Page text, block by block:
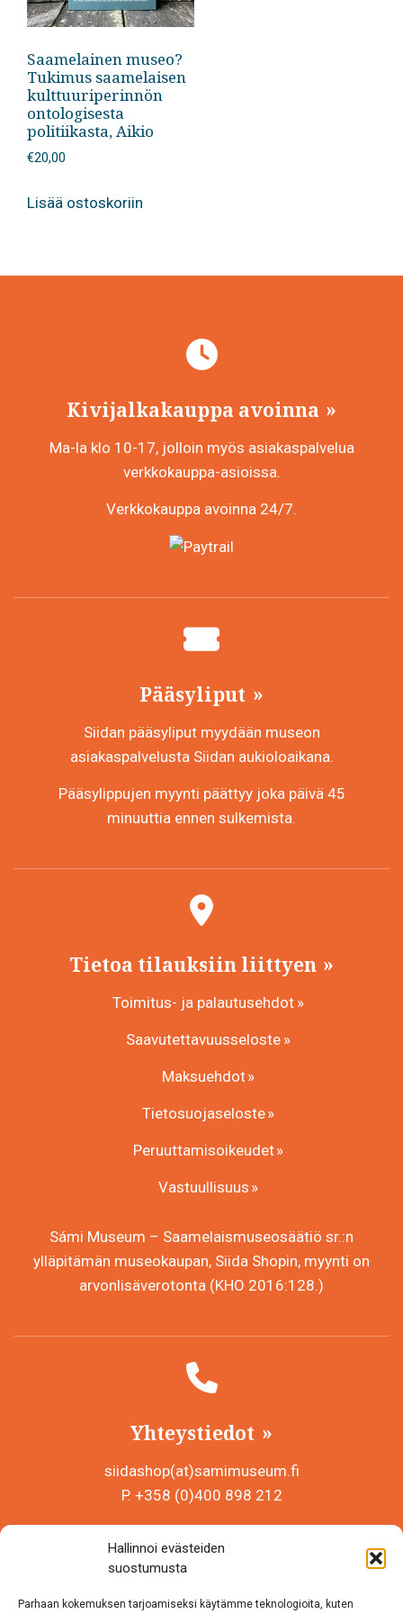
Hallinnoi evästeiden
suostumusta
Parhaan kokemuksen tarjoamiseksi käytämme teknologioita, kuten
Saamelainen museo?
Tukimus saamelaisen
kulttuuriperinnön
ontologisesta
politiikasta, Aikio
€20,00
Lisää ostoskoriin
Kivijalkakauppa avoinna
Ma-la klo 10-17, jolloin myös asiakaspalvelua
verkkokauppa-asioissa.
Verkkokauppa avoinna 24/7.
Pääsyliput
Siidan pääsyliput myydään museon
asiakaspalvelusta Siidan aukioloaikana.
Pääsylippujen myynti päättyy joka päivä 45
minuuttia ennen sulkemista.
Tietoa tilauksiin liittyen
Toimitus- ja palautusehdot
Saavutettavuusseloste
Maksuehdot
Tietosuojaseloste
Peruuttamisoikeudet
Vastuullisuus
Sámi Museum – Saamelaismuseosäätiö sr.:n
ylläpitämän museokaupan, Siida Shopin, myynti on
arvonlisäverotonta (KHO 2016:128.)
Yhteystiedot
siidashop(at)samimuseum.fi
P. +358 (0)400 898 212
Y-tunnus 0625907-2